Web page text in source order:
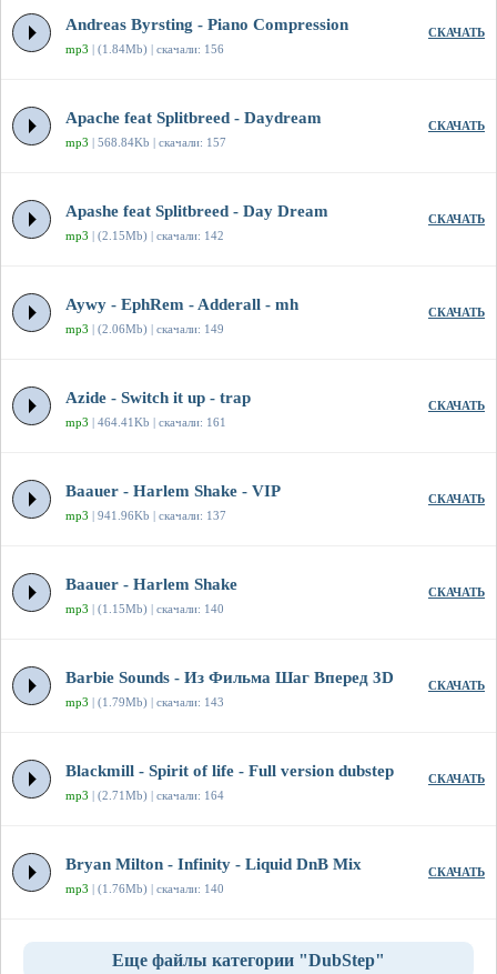
Andreas Byrsting - Piano Compression
mp3 | (1.84Mb) | скачали: 156
СКАЧАТЬ
Apache feat Splitbreed - Daydream
mp3 | 568.84Kb | скачали: 157
СКАЧАТЬ
Apashe feat Splitbreed - Day Dream
mp3 | (2.15Mb) | скачали: 142
СКАЧАТЬ
Aywy - EphRem - Adderall - mh
mp3 | (2.06Mb) | скачали: 149
СКАЧАТЬ
Azide - Switch it up - trap
mp3 | 464.41Kb | скачали: 161
СКАЧАТЬ
Baauer - Harlem Shake - VIP
mp3 | 941.96Kb | скачали: 137
СКАЧАТЬ
Baauer - Harlem Shake
mp3 | (1.15Mb) | скачали: 140
СКАЧАТЬ
Barbie Sounds - Из Фильма Шаг Вперед 3D
mp3 | (1.79Mb) | скачали: 143
СКАЧАТЬ
Blackmill - Spirit of life - Full version dubstep
mp3 | (2.71Mb) | скачали: 164
СКАЧАТЬ
Bryan Milton - Infinity - Liquid DnB Mix
mp3 | (1.76Mb) | скачали: 140
СКАЧАТЬ
Еще файлы категории "DubStep"